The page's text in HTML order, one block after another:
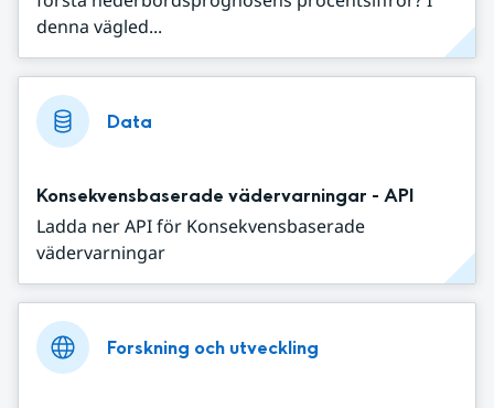
denna vägled...
Data
Konsekvensbaserade vädervarningar - API
Ladda ner API för Konsekvensbaserade
vädervarningar
Forskning och utveckling